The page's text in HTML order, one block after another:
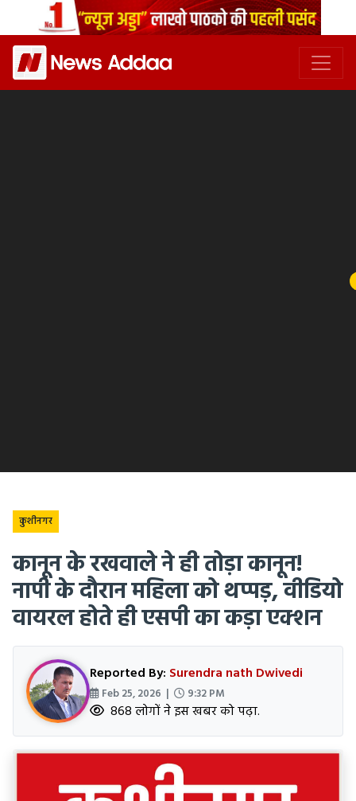
कुशीनगर
कानून के रखवाले ने ही तोड़ा कानून!
नापी के दौरान महिला को थप्पड़, वीडियो
वायरल होते ही एसपी का कड़ा एक्शन
Reported By: Surendra nath Dwivedi
Feb 25, 2026 | 9:32 PM
868 लोगों ने इस खबर को पढ़ा.